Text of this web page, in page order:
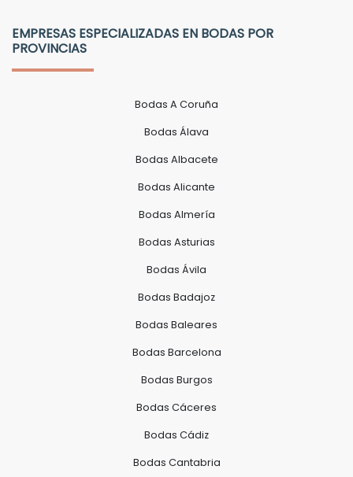
EMPRESAS ESPECIALIZADAS EN BODAS POR
PROVINCIAS
Bodas A Coruña
Bodas Álava
Bodas Albacete
Bodas Alicante
Bodas Almería
Bodas Asturias
Bodas Ávila
Bodas Badajoz
Bodas Baleares
Bodas Barcelona
Bodas Burgos
Bodas Cáceres
Bodas Cádiz
Bodas Cantabria